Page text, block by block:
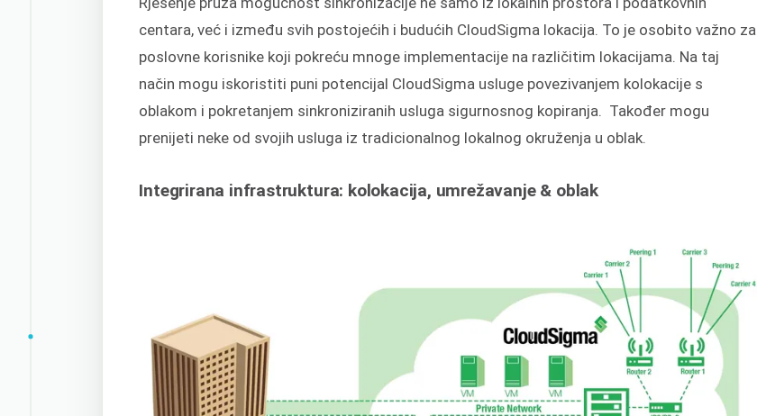
centara, već i između svih postojećih i budućih CloudSigma lokacija. To je osobito važno za
poslovne korisnike koji pokreću mnoge implementacije na različitim lokacijama. Na taj
način mogu iskoristiti puni potencijal CloudSigma usluge povezivanjem kolokacije s
oblakom i pokretanjem sinkroniziranih usluga sigurnosnog kopiranja. Također mogu
prenijeti neke od svojih usluga iz tradicionalnog lokalnog okruženja u oblak.
Integrirana infrastruktura: kolokacija, umrežavanje & oblak